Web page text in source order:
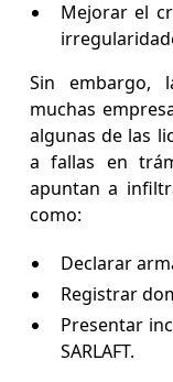
Mejorar el
Sin embargo,
muchas
algunas de las
a fallas en
apuntan a
como:
Declarar
Registrar
Presentar
SARLAFT.